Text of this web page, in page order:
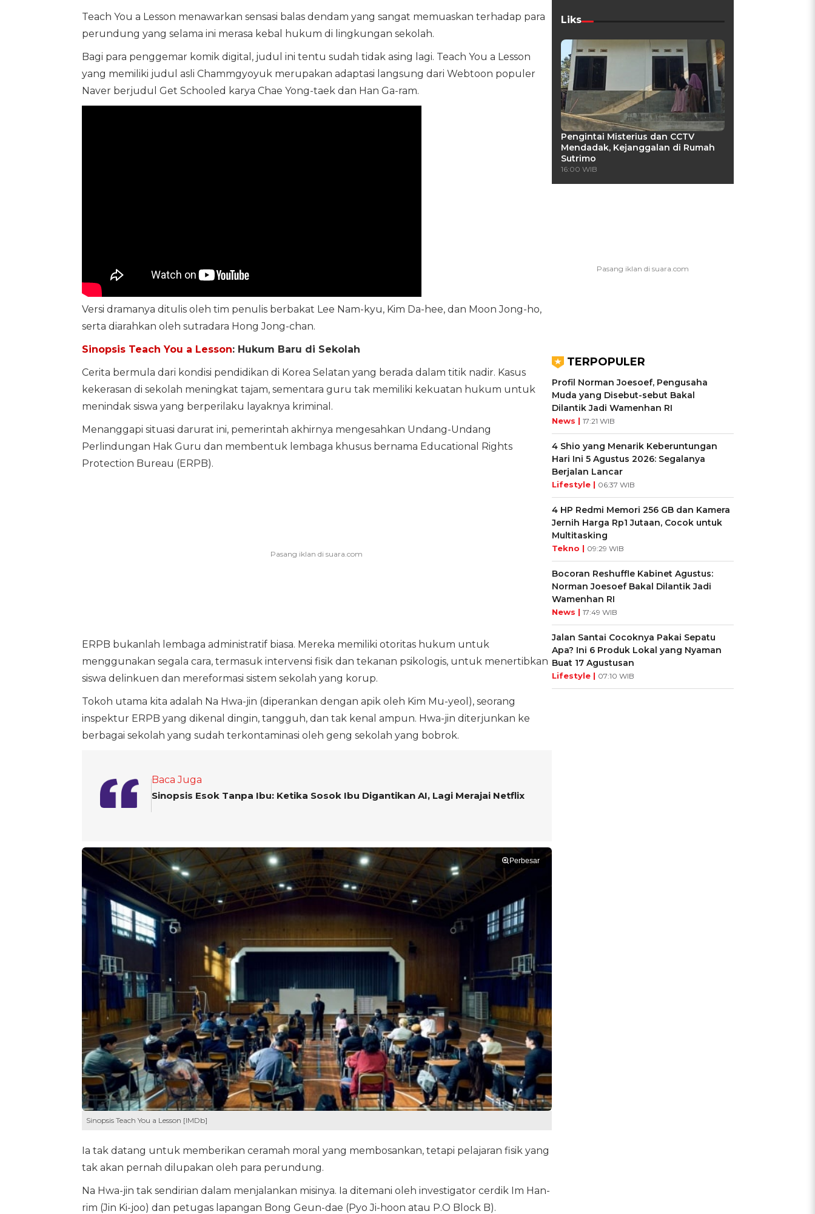
Teach You a Lesson menawarkan sensasi balas dendam yang sangat memuaskan terhadap para
perundung yang selama ini merasa kebal hukum di lingkungan sekolah.
Bagi para penggemar komik digital, judul ini tentu sudah tidak asing lagi. Teach You a Lesson
yang memiliki judul asli Chammgyoyuk merupakan adaptasi langsung dari Webtoon populer
Naver berjudul Get Schooled karya Chae Yong-taek dan Han Ga-ram.
Versi dramanya ditulis oleh tim penulis berbakat Lee Nam-kyu, Kim Da-hee, dan Moon Jong-ho,
serta diarahkan oleh sutradara Hong Jong-chan.
Sinopsis Teach You a Lesson: Hukum Baru di Sekolah
Cerita bermula dari kondisi pendidikan di Korea Selatan yang berada dalam titik nadir. Kasus
kekerasan di sekolah meningkat tajam, sementara guru tak memiliki kekuatan hukum untuk
menindak siswa yang berperilaku layaknya kriminal.
Menanggapi situasi darurat ini, pemerintah akhirnya mengesahkan Undang-Undang
Perlindungan Hak Guru dan membentuk lembaga khusus bernama Educational Rights
Protection Bureau (ERPB).
ERPB bukanlah lembaga administratif biasa. Mereka memiliki otoritas hukum untuk
menggunakan segala cara, termasuk intervensi fisik dan tekanan psikologis, untuk menertibkan
siswa delinkuen dan mereformasi sistem sekolah yang korup.
Tokoh utama kita adalah Na Hwa-jin (diperankan dengan apik oleh Kim Mu-yeol), seorang
inspektur ERPB yang dikenal dingin, tangguh, dan tak kenal ampun. Hwa-jin diterjunkan ke
berbagai sekolah yang sudah terkontaminasi oleh geng sekolah yang bobrok.
Baca Juga
Sinopsis Esok Tanpa Ibu: Ketika Sosok Ibu Digantikan AI, Lagi Merajai Netflix
Perbesar
Sinopsis Teach You a Lesson [IMDb]
Ia tak datang untuk memberikan ceramah moral yang membosankan, tetapi pelajaran fisik yang
tak akan pernah dilupakan oleh para perundung.
Na Hwa-jin tak sendirian dalam menjalankan misinya. Ia ditemani oleh investigator cerdik Im Han-
rim (Jin Ki-joo) dan petugas lapangan Bong Geun-dae (Pyo Ji-hoon atau P.O Block B).
Liks
Pengintai Misterius dan CCTV
Mendadak, Kejanggalan di Rumah
Sutrimo
16:00 WIB
TERPOPULER
Profil Norman Joesoef, Pengusaha
Muda yang Disebut-sebut Bakal
Dilantik Jadi Wamenhan RI
News | 17:21 WIB
4 Shio yang Menarik Keberuntungan
Hari Ini 5 Agustus 2026: Segalanya
Berjalan Lancar
Lifestyle | 06:37 WIB
4 HP Redmi Memori 256 GB dan Kamera
Jernih Harga Rp1 Jutaan, Cocok untuk
Multitasking
Tekno | 09:29 WIB
Bocoran Reshuffle Kabinet Agustus:
Norman Joesoef Bakal Dilantik Jadi
Wamenhan RI
News | 17:49 WIB
Jalan Santai Cocoknya Pakai Sepatu
Apa? Ini 6 Produk Lokal yang Nyaman
Buat 17 Agustusan
Lifestyle | 07:10 WIB